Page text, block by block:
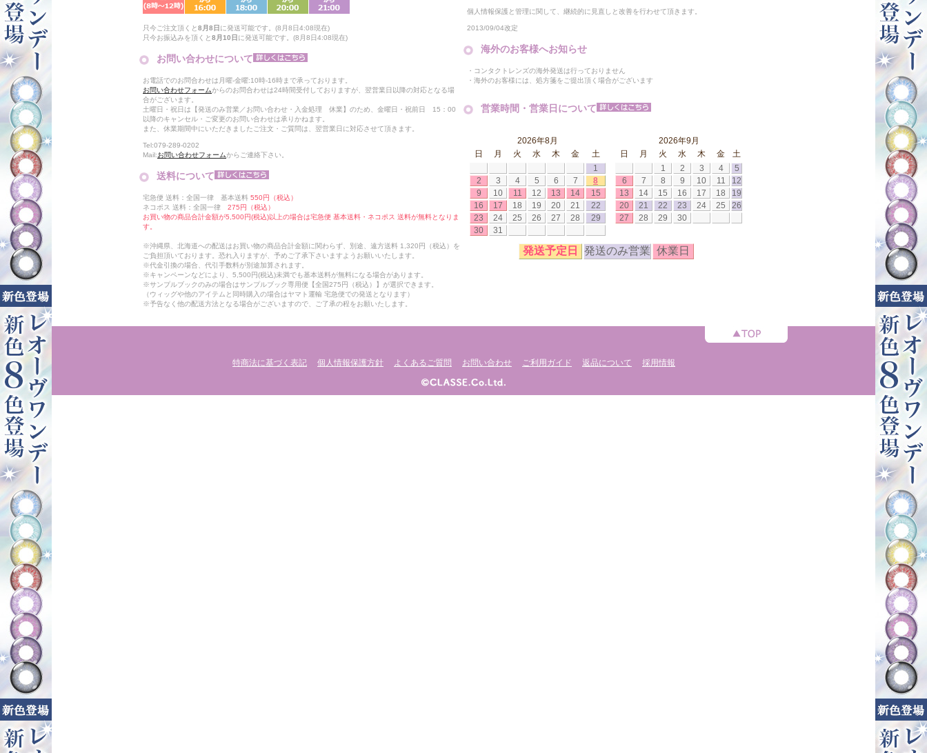
只今ご注文頂くと8月8日 に発送可能です。(8月8日4:08現在)
只今お振込みを頂くと8月10日 に発送可能です。(8月8日4:08現在)
お問い合わせについて
お電話でのお問合わせは月曜-金曜:10時-16時まで承っております。
お問い合わせフォームからのお問合わせは24時間受付しておりますが、翌営業日以降の対応となる場
合がございます。
土曜日・祝日は【発送のみ営業／お問い合わせ・入金処理 休業】のため、金曜日・祝前日 15：00
以降のキャンセル・ご変更のお問い合わせは承りかねます。
また、休業期間中にいただきましたご注文・ご質問は、翌営業日に対応させて頂きます。
Tel:079-289-0202
Mail:お問い合わせフォームからご連絡下さい。
送料について
宅急便 送料：全国一律 基本送料 550円（税込）
ネコポス 送料：全国一律 275円（税込）
お買い物の商品合計金額が5,500円(税込)以上の場合は宅急便 基本送料・ネコポス 送料が無料となりま
す。
※沖縄県、北海道への配送はお買い物の商品合計金額に関わらず、別途、遠方送料 1,320円（税込）を
ご負担頂いております。恐れ入りますが、予めご了承下さいますようお願いいたします。
※代金引換の場合、代引手数料が別途加算されます。
※キャンペーンなどにより、5,500円(税込)未満でも基本送料が無料になる場合があります。
※サンプルブックのみの場合はサンプルブック専用便【全国275円（税込）】が選択できます。
（ウィッグや他のアイテムと同時購入の場合はヤマト運輸 宅急便での発送となります）
※予告なく他の配送方法となる場合がございますので、ご了承の程をお願いたします。
個人情報保護と管理に関して、継続的に見直しと改善を行わせて頂きます。
2013/09/04改定
海外のお客様へお知らせ
・コンタクトレンズの海外発送は行っておりません
・海外のお客様には、処方箋をご提出頂く場合がございます
営業時間・営業日について
2026年8月
日
月 火 水 木 金
土
1
2
3 4 5 6 7
8
9
10 11 12 13 14
15
16
17 18 19 20 21
22
23
24 25 26 27 28
29
30
31
2026年9月
日
月 火 水 木 金
土
1
2 3 4
5
6
7 8 9 10 11
12
13
14 15 16 17 18
19
20
21 22 23 24 25
26
27
28 29 30
発送予定日 発送のみ営業 休業日
特商法に基づく表記 個人情報保護方針 よくあるご質問 お問い合わせ ご利用ガイド 返品について 採用情報